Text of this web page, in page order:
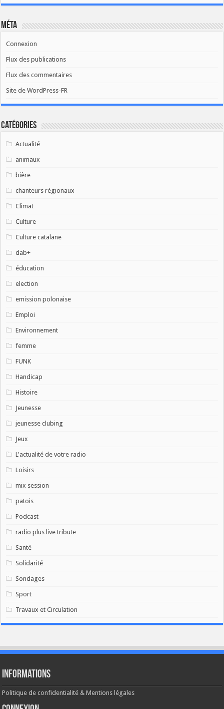
Méta
Connexion
Flux des publications
Flux des commentaires
Site de WordPress-FR
Catégories
Actualité
animaux
bière
chanteurs régionaux
Climat
Culture
Culture catalane
dab+
éducation
election
emission polonaise
Emploi
Environnement
femme
FUNK
Handicap
Histoire
Jeunesse
jeunesse clubing
Jeux
L'actualité de votre radio
Loisirs
mix session
patois
Podcast
radio plus live tribute
Santé
Solidarité
Sondages
Sport
Travaux et Circulation
Informations
Politique de confidentialité & Mentions légales